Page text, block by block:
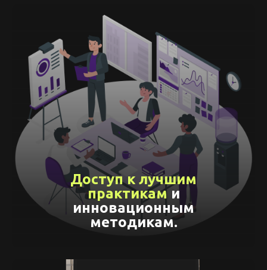
Доступ к лучшим
практиками
инновационным
методикам.